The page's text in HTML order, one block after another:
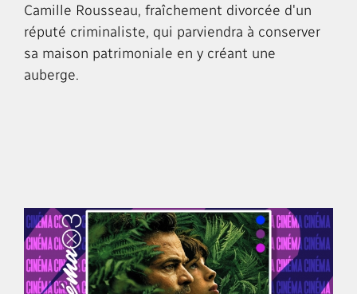
Camille Rousseau, fraîchement divorcée d'un
réputé criminaliste, qui parviendra à conserver
sa maison patrimoniale en y créant une
auberge.